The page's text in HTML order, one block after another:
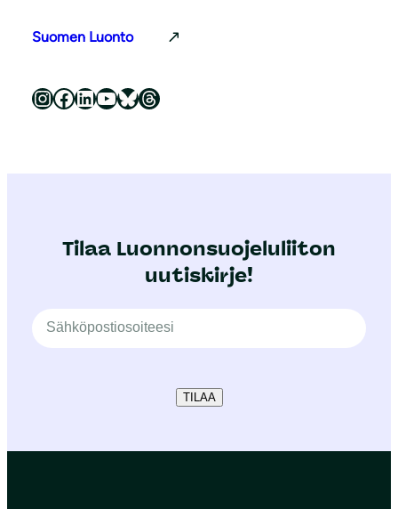
Suomen Luonto
Luonnonsuojeluliitto Instagramissa Luonnonsuojeluliitto Facebookissa Luonnonsuojeluliitto LinkedInissä Luonnonsuojeluliiton YouTube-kanava Luonnonsuojeluliitto Blueskyssa Luonnonsuojeluliitto Threadsissa
Tilaa Luonnonsuojeluliiton
uutiskirje!
TILAA